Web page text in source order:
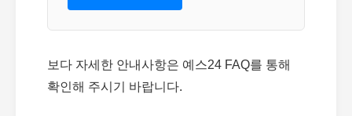
보다 자세한 안내사항은 예스24 FAQ를 통해
확인해 주시기 바랍니다.